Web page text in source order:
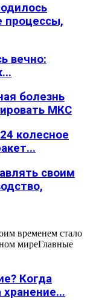
процессы,
вечно:
болезнь
МКС
колесное
своим
временем стало
миреГлавные
Когда